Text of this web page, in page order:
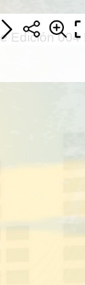
Edición 004